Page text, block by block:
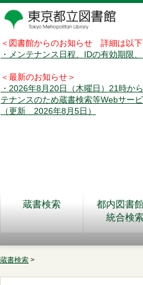
＜図書館からのお知らせ 詳細は以
・メンテナンス日程、IDの有効期限
＜最新のお知らせ＞
・2026年8月20日（木曜日）21時か
テナンスのため蔵書検索等Webサー
（更新 2026年8月5日）
蔵書検索
都内図書
統合検索
蔵書検索 >